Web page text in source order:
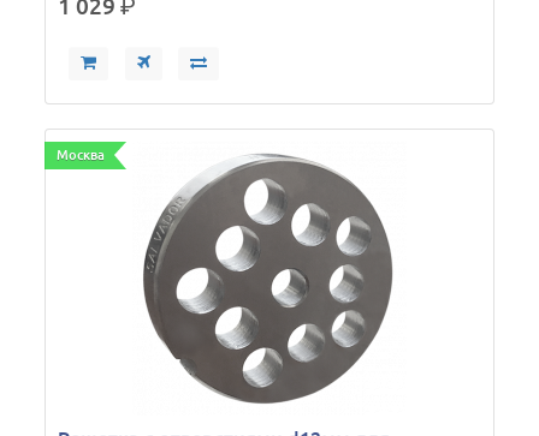
1 029р.
Москва